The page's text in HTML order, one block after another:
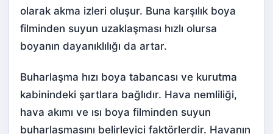
olarak akma izleri oluşur. Buna karşılık boya
filminden suyun uzaklaşması hızlı olursa
boyanın dayanıklılığı da artar.
Buharlaşma hızı boya tabancası ve kurutma
kabinindeki şartlara bağlıdır. Hava nemliliği,
hava akımı ve ısı boya filminden suyun
buharlaşmasını belirleyici faktörlerdir. Havanın